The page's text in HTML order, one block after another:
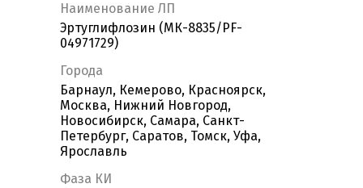
Наименование ЛП
Эртуглифлозин (МК-8835/PF-
04971729)
Города
Барнаул, Кемерово, Красноярск,
Москва, Нижний Новгород,
Новосибирск, Самара, Санкт-
Петербург, Саратов, Томск, Уфа,
Ярославль
Фаза КИ